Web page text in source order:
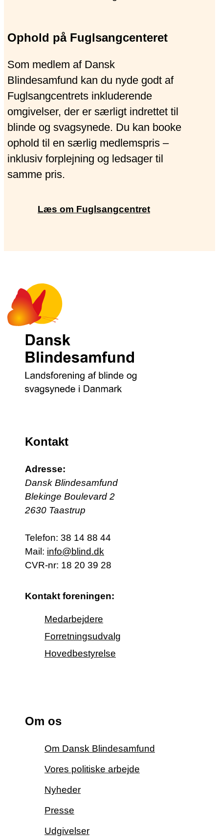
Ophold på Fuglsangcenteret
Som medlem af Dansk
Blindesamfund kan du nyde godt af
Fuglsangcentrets inkluderende
omgivelser, der er særligt indrettet til
blinde og svagsynede. Du kan booke
ophold til en særlig medlemspris –
inklusiv forplejning og ledsager til
samme pris.
Læs om Fuglsangcentret
Kontakt
Adresse:
Dansk Blindesamfund
Blekinge Boulevard 2
2630 Taastrup
Telefon: 38 14 88 44
Mail: info@blind.dk
CVR-nr: 18 20 39 28
Kontakt foreningen:
Medarbejdere
Forretningsudvalg
Hovedbestyrelse
Om os
Om Dansk Blindesamfund
Vores politiske arbejde
Nyheder
Presse
Udgivelser